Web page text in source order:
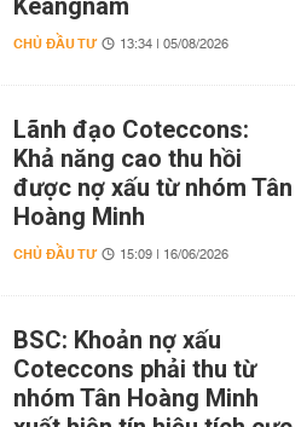
Keangnam
CHỦ ĐẦU TƯ 13:34 | 05/08/2026
Lãnh đạo Coteccons:
Khả năng cao thu hồi
được nợ xấu từ nhóm Tân
Hoàng Minh
CHỦ ĐẦU TƯ 15:09 | 16/06/2026
BSC: Khoản nợ xấu
Coteccons phải thu từ
nhóm Tân Hoàng Minh